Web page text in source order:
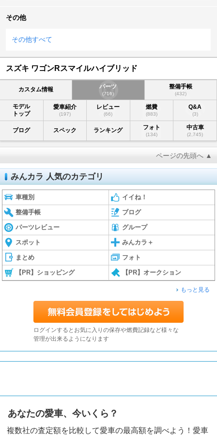
その他
その他すべて
スズキ ワゴンRスマイルハイブリッド
カスタム情報 パーツ
(716)
整備手帳
(432)
モデル
トップ
愛車紹介
(197)
レビュー
(66)
燃費
(883)
Q&A
(3)
ブログ スペック ランキング フォト
(134)
中古車
(2,745)
ページの先頭へ ▲
みんカラ 人気のカテゴリ
車種別 イイね！
整備手帳 ブログ
パーツレビュー グループ
スポット みんカラ＋
まとめ フォト
【PR】ショッピング 【PR】オークション
もっと見る
ログインするとお気に入りの保存や燃費記録など様々な
管理が出来るようになります
あなたの愛車、今いくら？
複数社の査定額を比較して愛車の最高額を調べよう！愛車